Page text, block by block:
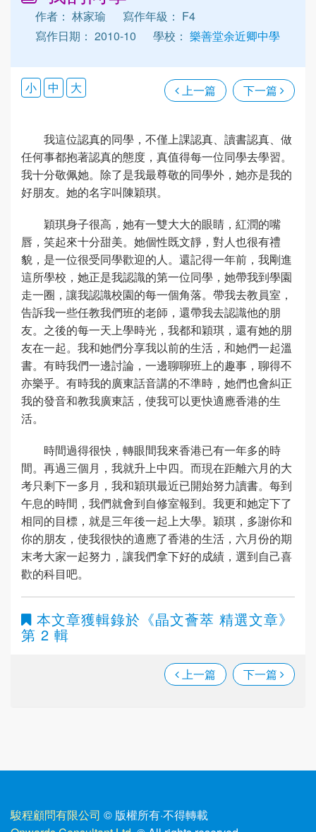
作者： 林家瑜
寫作年級： F4
寫作日期： 2010-10
學校： 樂善堂余近卿中學
上一篇 下一篇
小 中 大
我這位認真的同學，不僅上課認真、讀書認真、做
任何事都抱著認真的態度，真值得每一位同學去學習。
我十分敬佩她。除了是我最尊敬的同學外，她亦是我的
好朋友。她的名字叫陳穎琪。
穎琪身子很高，她有一雙大大的眼睛，紅潤的嘴
唇，笑起來十分甜美。她個性既文靜，對人也很有禮
貌，是一位很受同學歡迎的人。還記得一年前，我剛進
這所學校，她正是我認識的第一位同學，她帶我到學園
走一圈，讓我認識校園的每一個角落。帶我去教員室，
告訴我一些任教我們班的老師，還帶我去認識他的朋
友。之後的每一天上學時光，我都和穎琪，還有她的朋
友在一起。我和她們分享我以前的生活，和她們一起溫
書。有時我們一邊討論，一邊聊聊班上的趣事，聊得不
亦樂乎。有時我的廣東話音講的不準時，她們也會糾正
我的發音和教我廣東話，使我可以更快適應香港的生
活。
時間過得很快，轉眼間我來香港已有一年多的時
間。再過三個月，我就升上中四。而現在距離六月的大
考只剩下一多月，我和穎琪最近已開始努力讀書。每到
午息的時間，我們就會到自修室報到。我更和她定下了
相同的目標，就是三年後一起上大學。穎琪，多謝你和
你的朋友，使我很快的適應了香港的生活，六月份的期
末考大家一起努力，讓我們拿下好的成績，選到自己喜
歡的科目吧。
本文章獲輯錄於 《晶文薈萃 精選文章》
第 2 輯
上一篇 下一篇
駿程顧問有限公司 © 版權所有·不得轉載